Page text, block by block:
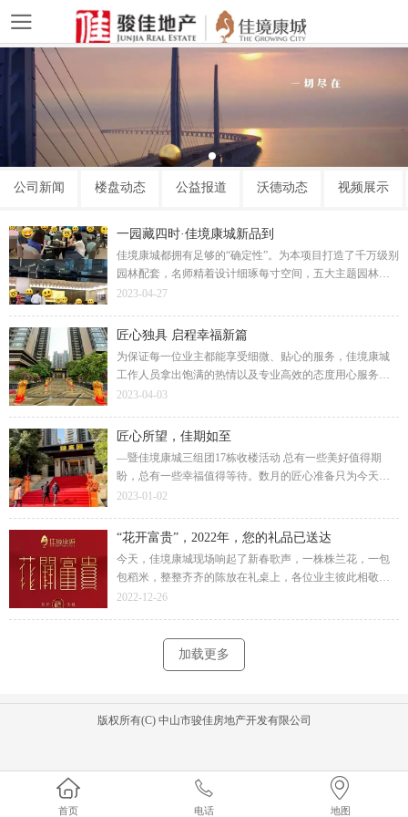
公司新闻 楼盘动态 公益报道 沃德动态 视频展示
一园藏四时·佳境康城新品到
佳境康城都拥有足够的“确定性”。为本项目打造了千万级别
园林配套，名师精着设计细琢每寸空间，五大主题园林尊
享墅级园景，更有尊贵独享室内外恒温双泳池，品质物业
2023-04-27
匠心独具 启程幸福新篇
为保证每一位业主都能享受细微、贴心的服务，佳境康城
工作人员拿出饱满的热情以及专业高效的态度用心服务客
户。幸福气息与春天新绿铺满回家的路，让业主尽情享受
2023-04-03
匠心所望，佳期如至
—暨佳境康城三组团17栋收楼活动 总有一些美好值得期
盼，总有一些幸福值得等待。数月的匠心准备只为今天向
业主道一声：“您好，欢迎回家！”终于在12月31日，2022年
2023-01-02
“花开富贵”，2022年，您的礼品已送达
今天，佳境康城现场响起了新春歌声，一株株兰花，一包
包稻米，整整齐齐的陈放在礼桌上，各位业主彼此相敬如
宾，排队而行，领取佳境康城送上的新春祝福。物料是房
2022-12-26
加载更多
版权所有(C) 中山市骏佳房地产开发有限公司
首页 电话 地图